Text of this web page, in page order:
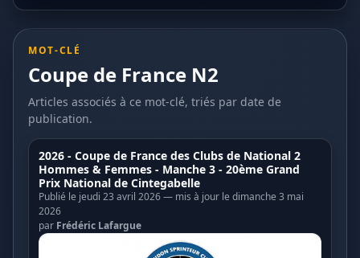
MOT-CLÉ
Coupe de France N2
Articles associés à ce mot-clé, triés par date de
publication.
2026 - Coupe de France des Clubs de National 2
Hommes & Femmes - Manche 3 - 20ème Grand
Prix National de Cintegabelle
Publié le jeudi 23 avril 2026 — mis à jour le dimanche 3 mai
2026
par Frédéric Lafargue